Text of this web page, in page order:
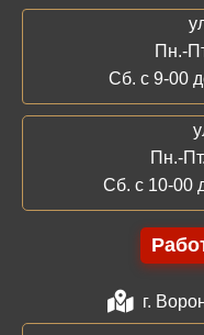
Пн.-
Сб. с 9-00
Пн.-
Сб. с 10-00
г.